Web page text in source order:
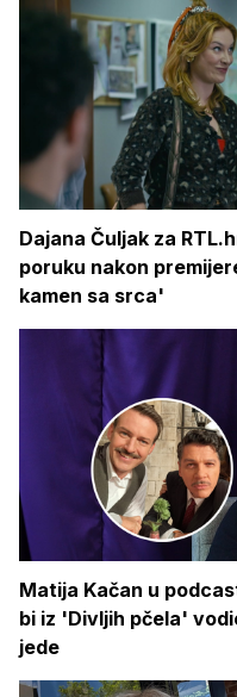
Dajana Čuljak za
poruku nakon
kamen sa srca'
Matija Kačan u
bi iz 'Divljih pčela'
jede